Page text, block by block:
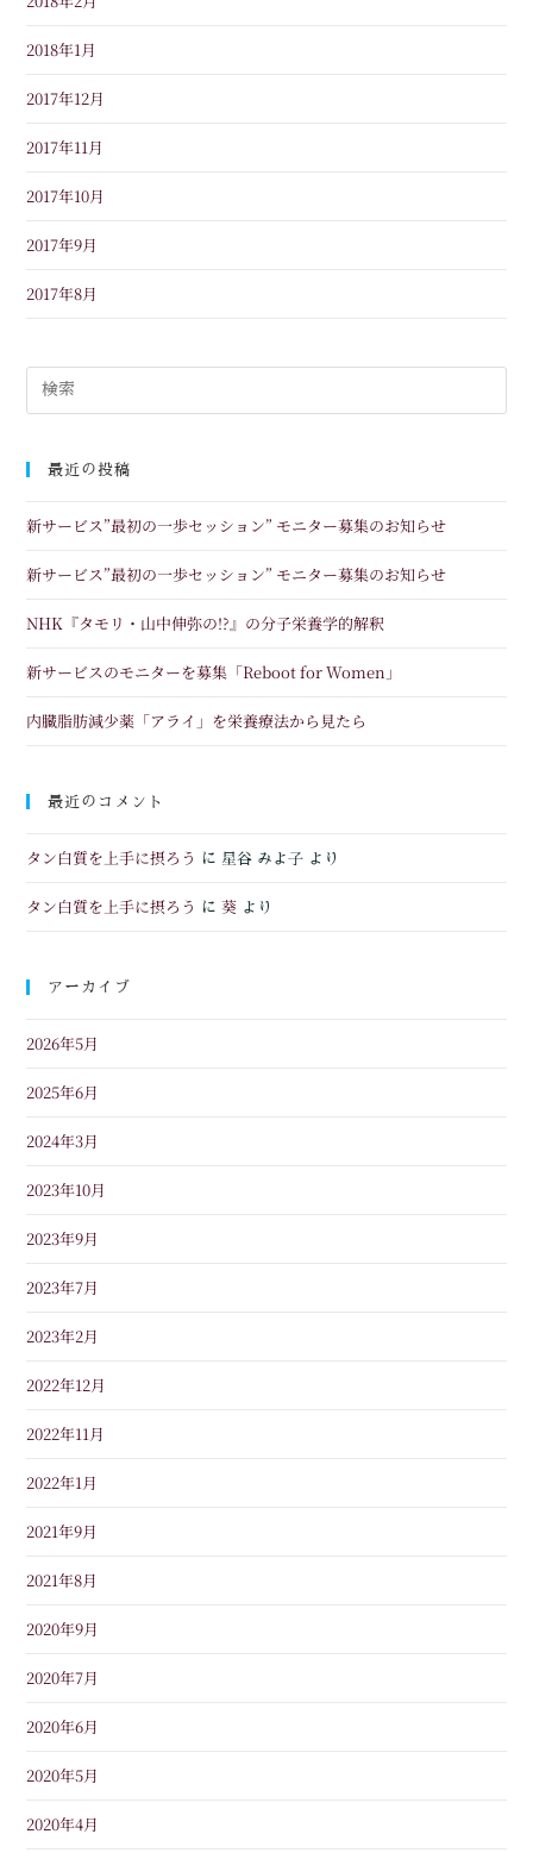
2018年1月
2017年12月
2017年11月
2017年10月
2017年9月
2017年8月
最近の投稿
新サービス”最初の一歩セッション” モニター募集のお知らせ
新サービス”最初の一歩セッション” モニター募集のお知らせ
NHK『タモリ・山中伸弥の!?』の分子栄養学的解釈
新サービスのモニターを募集「Reboot for Women」
内臓脂肪減少薬「アライ」を栄養療法から見たら
最近のコメント
タン白質を上手に摂ろう に 星谷 みよ子 より
タン白質を上手に摂ろう に葵 より
アーカイブ
2026年5月
2025年6月
2024年3月
2023年10月
2023年9月
2023年7月
2023年2月
2022年12月
2022年11月
2022年1月
2021年9月
2021年8月
2020年9月
2020年7月
2020年6月
2020年5月
2020年4月